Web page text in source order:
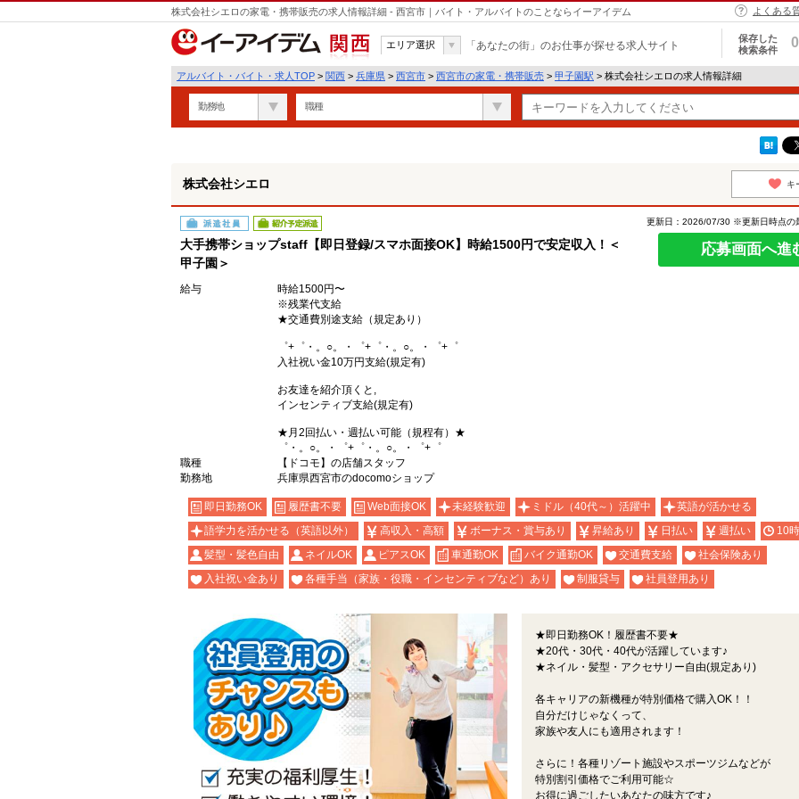
株式会社シエロの家電・携帯販売の求人情報詳細 - 西宮市｜バイト・アルバイトのことならイーアイデム よくある
関西
エリア選択 「あなたの街」のお仕事が探せる求人サイト
保存した
検索条件
0
アルバイト・バイト・求人TOP > 関西 > 兵庫県 > 西宮市 > 西宮市の家電・携帯販売 > 甲子園駅 > 株式会社シエロの求人情報詳細
勤務地 職種
遣
株式会社シエロ キ
派遣社員 紹介予定派遣
大手携帯ショップstaff【即日登録/スマホ面接OK】時給1500円で安定収入！＜
甲子園＞
更新日：2026/07/30 ※更新日時点の
応募画面へ進
給与
時給1500円〜
※残業代支給
★交通費別途支給（規定あり）
゜+゜・。○。・゜+゜・。○。・゜+゜
入社祝い金10万円支給(規定有)
お友達を紹介頂くと,
インセンティブ支給(規定有)
★月2回払い・週払い可能（規程有）★
゜・。○。・゜+゜・。○。・゜+゜
職種
【ドコモ】の店舗スタッフ
勤務地
兵庫県西宮市のdocomoショップ
即日勤務OK 履歴書不要 Web面接OK 未経験歓迎 ミドル（40代～）活躍中
英語が活かせる
語学力を活かせる（英語以外）
高収入・高額 ボーナス・賞与あり 昇給あり 日払い 週払い
10
髪型・髪色自由
ネイルOK ピアスOK 車通勤OK バイク通勤OK 交通費支給
社会保険あり
入社祝い金あり
各種手当（家族・役職・インセンティブなど）あり 制服貸与 社員登用あり
★即日勤務OK！履歴書不要★
★20代・30代・40代が活躍しています♪
★ネイル・髪型・アクセサリー自由(規定あり)
各キャリアの新機種が特別価格で購入OK！！
自分だけじゃなくって、
家族や友人にも適用されます！
さらに！各種リゾート施設やスポーツジムなどが
特別割引価格でご利用可能☆
お得に過ごしたいあなたの味方です♪